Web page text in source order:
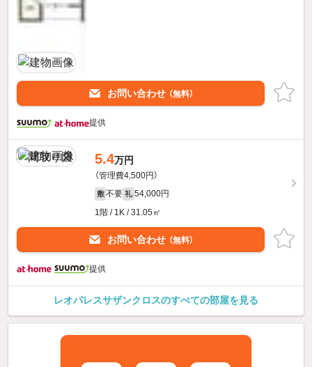
お問い合わせ （無料）
提供
5.4万円
（管理費4,500円）
敷 不要 礼 54,000円
1階 / 1K / 31.05㎡
お問い合わせ （無料）
提供
レオパレスサザンクロスのすべての部屋を見る